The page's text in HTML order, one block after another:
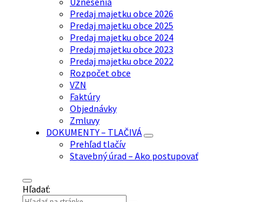
Predaj majetku obce 2026
Predaj majetku obce 2025
Predaj majetku obce 2024
Predaj majetku obce 2023
Predaj majetku obce 2022
Rozpočet obce
VZN
Faktúry
Objednávky
Zmluvy
DOKUMENTY – TLAČIVÁ
Prehľad tlačív
Stavebný úrad – Ako postupovať
Hľadať: